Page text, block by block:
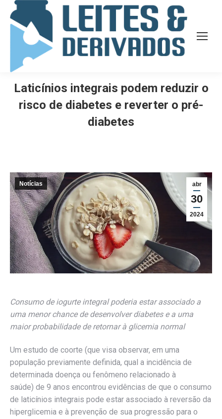
Laticínios integrais podem reduzir o
risco de diabetes e reverter o pré-
diabetes
abr
30
2024
Notícias
Consumo de iogurte integral poderia estar associado a
uma menor chance de desenvolver diabetes e a uma
maior probabilidade de retornar à glicemia normal
Um estudo de coorte (que visa observar, em uma
população previamente definida, qual a incidência de
determinada doença ou fenômeno relacionado à
saúde) de 9 anos encontrou evidências de que o consumo
de laticínios integrais pode estar associado à reversão da
hiperglicemia e à prevenção de sua progressão para o